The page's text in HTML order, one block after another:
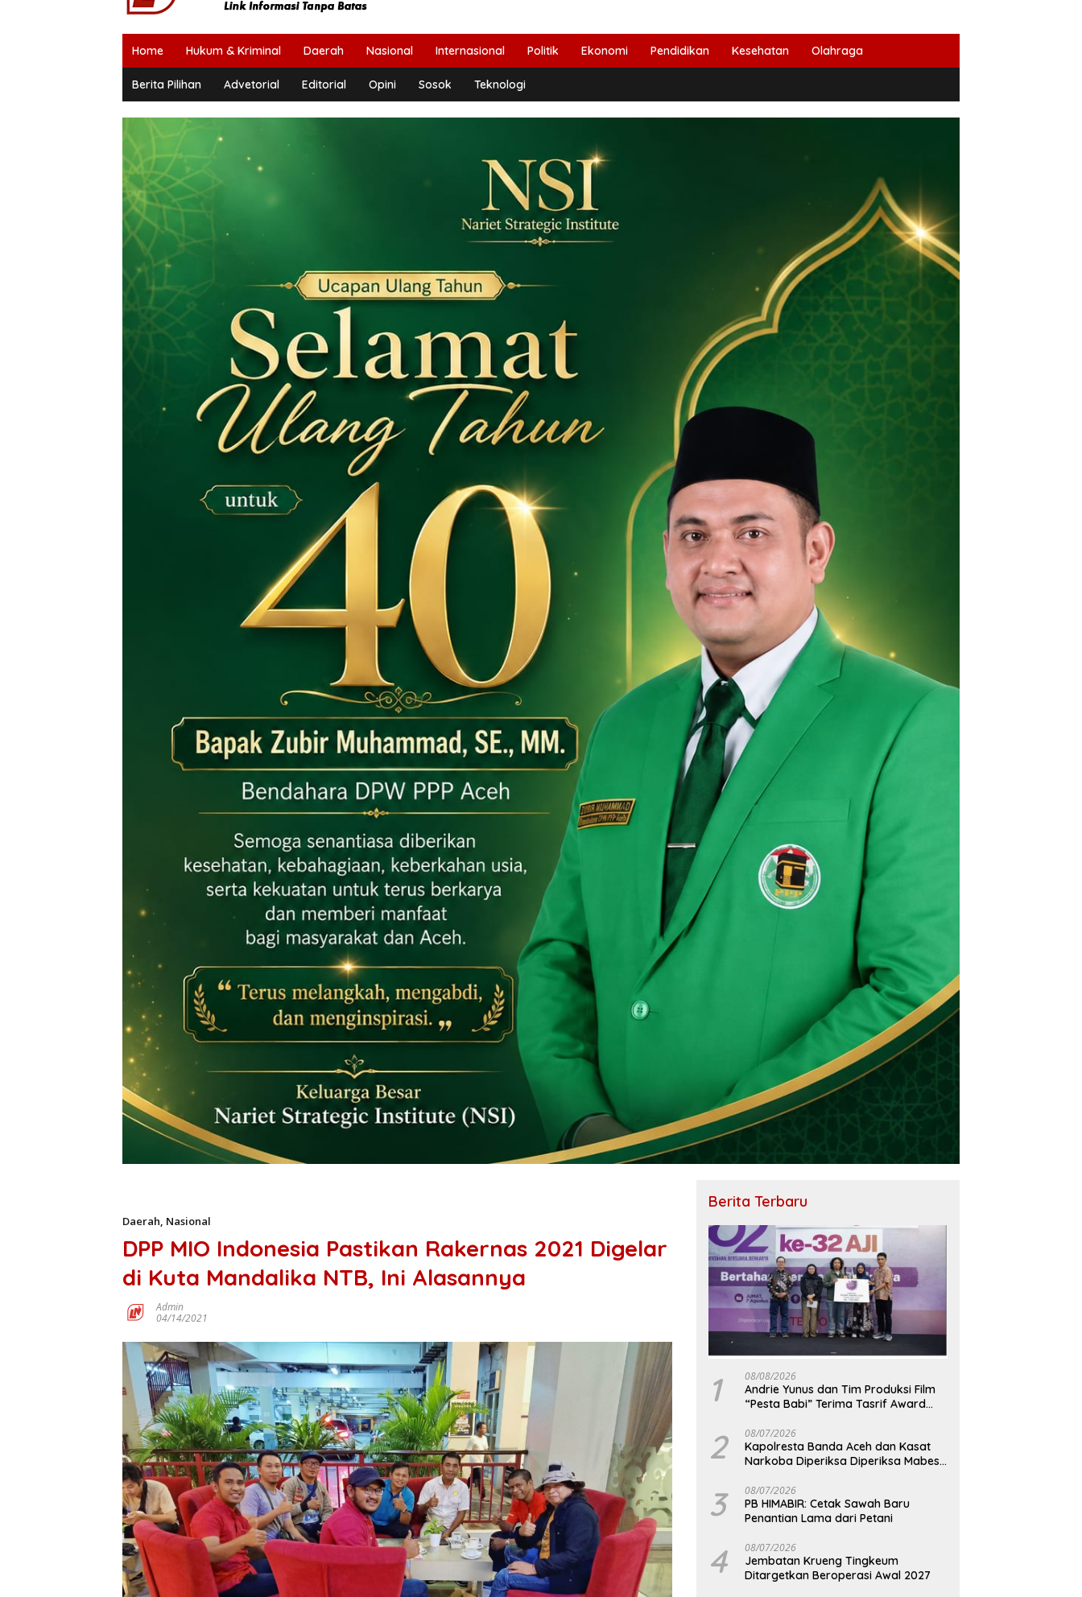
Home Hukum & Kriminal Daerah Nasional Internasional Politik Ekonomi Pendidikan Kesehatan Olahraga
Berita Pilihan Advetorial Editorial Opini Sosok Teknologi
Daerah Nasional
DPP MIO Indonesia Pastikan Rakernas 2021 Digelar
di Kuta Mandalika NTB, Ini Alasannya
Admin
04/14/2021
Berita Terbaru
1 08/08/2026
Andrie Yunus dan Tim Produksi Film
“Pesta Babi” Terima Tasrif Award
2 08/07/2026
Kapolresta Banda Aceh dan Kasat
Narkoba Diperiksa Diperiksa Mabes
3 08/07/2026
PB HIMABIR: Cetak Sawah Baru
Penantian Lama dari Petani
4 08/07/2026
Jembatan Krueng Tingkeum
Ditargetkan Beroperasi Awal 2027